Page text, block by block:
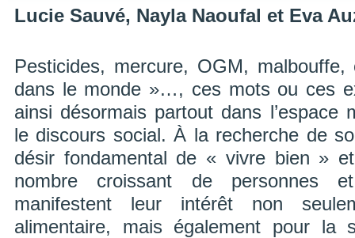
Lucie Sauvé, Nayla Naoufal et Eva
Pesticides, mercure, OGM,
dans le monde »…, ces mots ou ces
ainsi désormais partout dans l’espace
le discours social. À la recherche de
désir fondamental de « vivre bien »
nombre croissant de personnes
manifestent leur intérêt non
alimentaire, mais également pour la